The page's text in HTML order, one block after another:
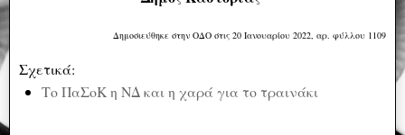
Δημοσιεύθηκε στην ΟΔΟ στις 20 Ιανουαρίου 2022, αρ. φύλλου 1109
Σχετικά:
Το ΠαΣοΚ η ΝΔ και η χαρά για το τραινάκι